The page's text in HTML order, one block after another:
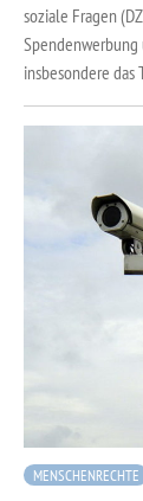
soziale Fragen
Spendenwerbung
insbesondere
MENSCHENRECHTE